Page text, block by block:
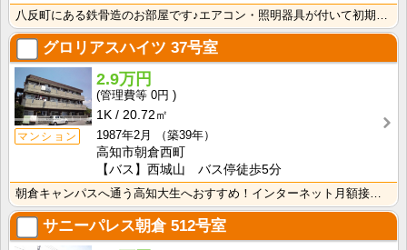
八反町にある鉄骨造のお部屋です♪エアコン・照明器具が付いて初期費用の節約になりますね！
グロリアスハイツ 37号室
マンション
2.9万円
0円
1K
20.72㎡
1987年2月
（築39年）
高知市朝倉西町
【バス】西城山 バス停徒歩5分
朝倉キャンパスへ通う高知大生へおすすめ！インターネット月額接続使用無料！敷金・礼金無し！エアコン付き･･･
サニーパレス朝倉512号室